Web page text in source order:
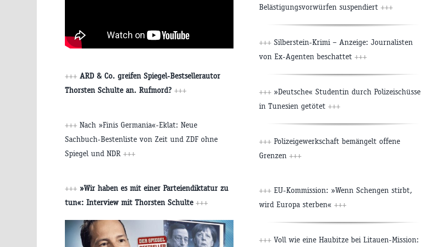
+++ ARD & Co. greifen Spiegel-Bestsellerautor
Thorsten Schulte an. Rufmord? +++
+++ Nach »Finis Germania«-Eklat: Neue
Sachbuch-Bestenliste von Zeit und ZDF ohne
Spiegel und NDR +++
+++ »Wir haben es mit einer Parteiendiktatur zu
tun«: Interview mit Thorsten Schulte +++
Belästigungsvorwürfen suspendiert +++
+++ Silberstein-Krimi – Anzeige: Journalisten
von Ex-Agenten beschattet +++
+++ »Deutsche« Studentin durch Polizeischüsse
in Tunesien getötet +++
+++ Polizeigewerkschaft bemängelt offene
Grenzen +++
+++ EU-Kommission: »Wenn Schengen stirbt,
wird Europa sterben« +++
+++ Voll wie eine Haubitze bei Litauen-Mission: